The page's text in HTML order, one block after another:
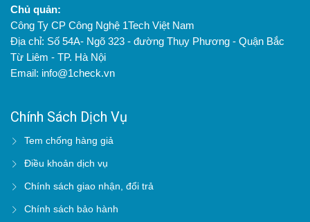
Chủ quản:
Công Ty CP Công Nghệ 1Tech Việt Nam
Địa chỉ: Số 54A- Ngõ 323 - đường Thụy Phương - Quận Bắc
Từ Liêm - TP. Hà Nội
Email: info@1check.vn
Chính Sách Dịch Vụ
Tem chống hàng giả
Điều khoản dịch vụ
Chính sách giao nhận, đổi trả
Chính sách bảo hành